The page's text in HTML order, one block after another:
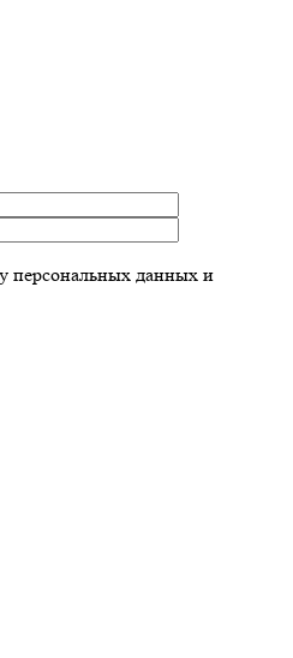
персональных данных и